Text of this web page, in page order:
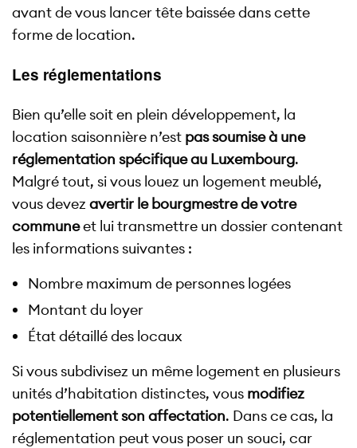
avant de vous lancer tête baissée dans cette
forme de location.
Les réglementations
Bien qu’elle soit en plein développement, la
location saisonnière n’est pas soumise à une
réglementation spécifique au Luxembourg.
Malgré tout, si vous louez un logement meublé,
vous devezavertir le bourgmestre de votre
communeet lui transmettre un dossier contenant
les informations suivantes :
Nombre maximum de personnes logées
Montant du loyer
État détaillé des locaux
Si vous subdivisez un même logement en plusieurs
unités d’habitation distinctes, vous modifiez
potentiellement son affectation. Dans ce cas, la
réglementation peut vous poser un souci, car